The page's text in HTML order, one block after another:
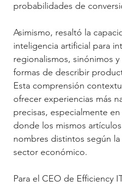
probabilidades de
Asimismo, resaltó la
inteligencia artificial para
regionalismos, sinónimos
formas de describir
Esta comprensión
ofrecer experiencias más
precisas, especialmente
donde los mismos
nombres distintos según la
sector económico.
Para el CEO de Efficiency